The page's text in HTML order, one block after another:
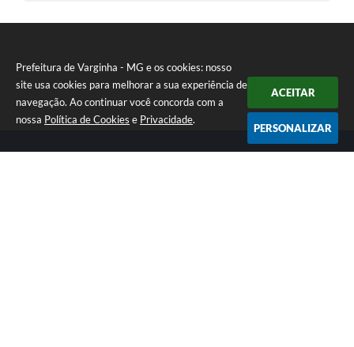
Prefeitura de Varginha - MG e os cookies: nosso
site usa cookies para melhorar a sua experiência de
navegação. Ao continuar você concorda com a
nossa Política de Cookies e Privacidade.
ACEITAR
PERSONALIZAR